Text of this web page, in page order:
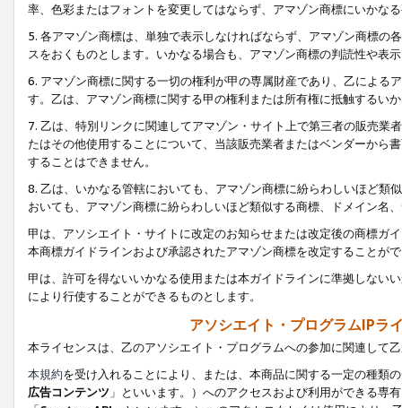
率、色彩またはフォントを変更してはならず、アマゾン商標にいかな
5. 各アマゾン商標は、単独で表示しなければならず、アマゾン商標
スをおくものとします。いかなる場合も、アマゾン商標の判読性や表
6. アマゾン商標に関する一切の権利が甲の専属財産であり、乙による
す。乙は、アマゾン商標に関する甲の権利または所有権に抵触するい
7. 乙は、特別リンクに関連してアマゾン・サイト上で第三者の販売
たはその他使用することについて、当該販売業者またはベンダーから
することはできません。
8. 乙は、いかなる管轄においても、アマゾン商標に紛らわしいほど類
おいても、アマゾン商標に紛らわしいほど類似する商標、ドメイン名
甲は、アソシエイト・サイトに改定のお知らせまたは改定後の商標ガ
本商標ガイドラインおよび承認されたアマゾン商標を改定することが
甲は、許可を得ないいかなる使用または本ガイドラインに準拠しない
により行使することができるものとします。
アソシエイト・プログラムIPラ
本ライセンスは、乙のアソシエイト・プログラムへの参加に関連して
本規約を受け入れることにより、または、本商品に関する一定の種類
広告コンテンツ 」といいます。）へのアクセスおよび利用ができる専